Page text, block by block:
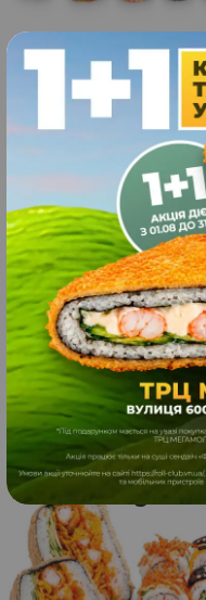
1099 грн.
Roll & Sandwich
995 грн.
Roll & Burger